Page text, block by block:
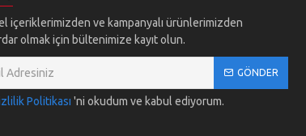
içeriklerimizden ve kampanyalı ürünlerimizden
olmak için bültenimize kayıt olun.
GÖNDER
Politikası 'ni okudum ve kabul ediyorum.